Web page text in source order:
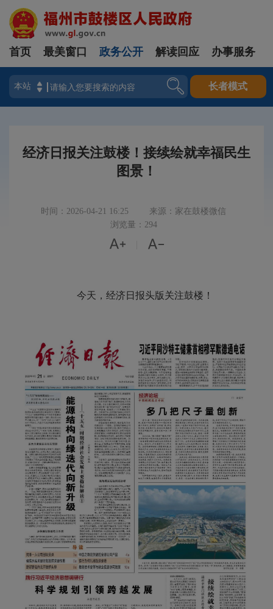
登录
首页 最美窗口 政务公开 解读回应 办事服务
长者模式
经济日报关注鼓楼！接续绘就幸福民生
图景！
时间：2026-04-21 16:25
来源：家在鼓楼微信
浏览量：294
 
今天， 经济日报头版关注鼓楼！